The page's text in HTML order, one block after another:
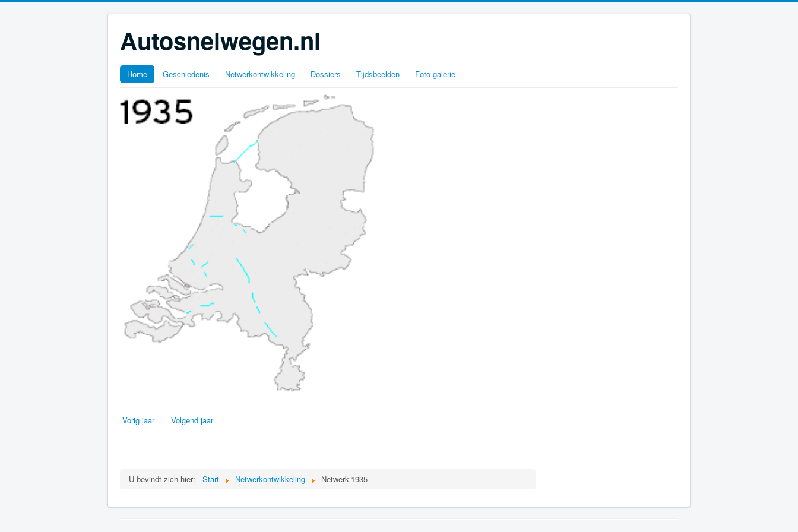
Autosnelwegen.nl
Home Geschiedenis Netwerkontwikkeling Dossiers Tijdsbeelden Foto-galerie
Vorig jaar Volgend jaar
U bevindt zich hier: Start Netwerkontwikkeling Netwerk-1935